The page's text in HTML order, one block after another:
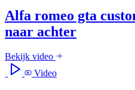
Alfa romeo gta
naar achter
Bekijk video
Video